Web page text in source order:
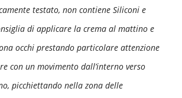
testato, non contiene Siliconi e
di applicare la crema al mattino e
occhi prestando particolare attenzione
con un movimento dall’interno verso
picchiettando nella zona delle